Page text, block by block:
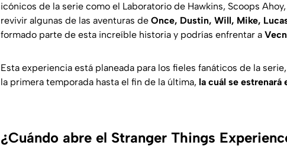
icónicos de la serie como el Laboratorio de Hawkins, Scoops
revivir algunas de las aventuras de Once, Dustin, Will, Mike,
formado parte de esta increíble historia y podrías enfrentar a
Esta experiencia está planeada para los fieles fanáticos de la
la primera temporada hasta el fin de la última, la cuál se
¿Cuándo abre el Stranger Things